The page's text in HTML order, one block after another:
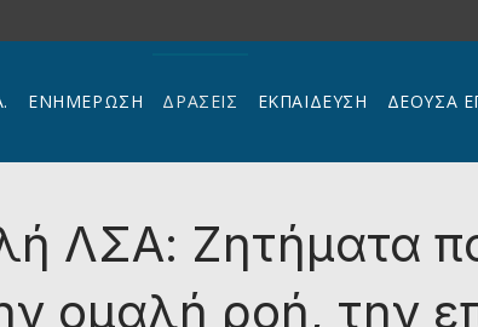
ΕΝΗΜΕΡΩΣΗ ΔΡΑΣΕΙΣ ΕΚΠΑΊΔΕΥΣΗ ΔΕΟΥΣΑ
ΛΣΑ: Ζητήματα
ομαλή ροή, την